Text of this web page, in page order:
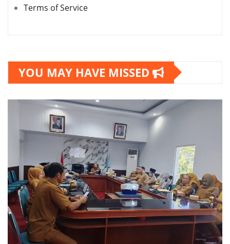
Terms of Service
YOU MAY HAVE MISSED